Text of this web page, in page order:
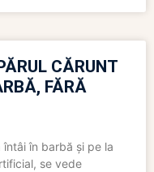
CĂRUNT
FĂRĂ
în barbă și pe la
se vede